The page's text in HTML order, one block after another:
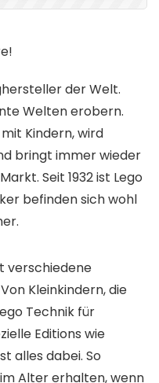
der Welt.
Welten erobern.
Kindern, wird
bringt immer wieder
Seit 1932 ist Lego
befinden sich wohl
verschiedene
Kleinkindern, die
Technik für
Editions wie
alles dabei. So
Alter erhalten, wenn